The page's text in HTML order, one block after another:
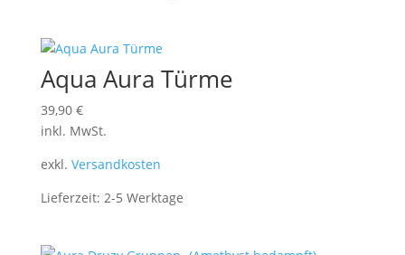
Aqua Aura Türme
39,90 €
inkl. MwSt.
exkl. Versandkosten
Lieferzeit: 2-5 Werktage